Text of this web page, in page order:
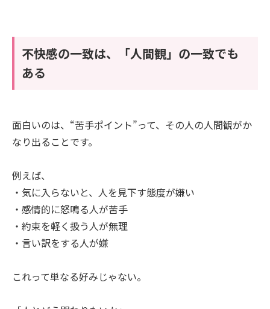
不快感の一致は、「人間観」の一致でも
ある
面白いのは、“苦手ポイント”って、その人の人間観がか
なり出ることです。
例えば、
・気に入らないと、人を見下す態度が嫌い
・感情的に怒鳴る人が苦手
・約束を軽く扱う人が無理
・言い訳をする人が嫌
これって単なる好みじゃない。